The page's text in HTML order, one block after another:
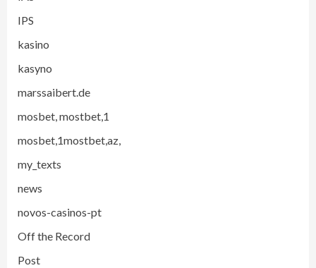
IPS
kasino
kasyno
marssaibert.de
mosbet, mostbet,1
mosbet,1mostbet,az,
my_texts
news
novos-casinos-pt
Off the Record
Post